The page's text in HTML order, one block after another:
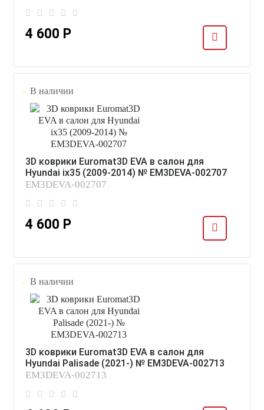
4 600 Р
В наличии
3D коврики Euromat3D EVA в салон для
Hyundai ix35 (2009-2014) № EM3DEVA-002707
EM3DEVA-002707
4 600 Р
В наличии
3D коврики Euromat3D EVA в салон для
Hyundai Palisade (2021-) № EM3DEVA-002713
EM3DEVA-002713